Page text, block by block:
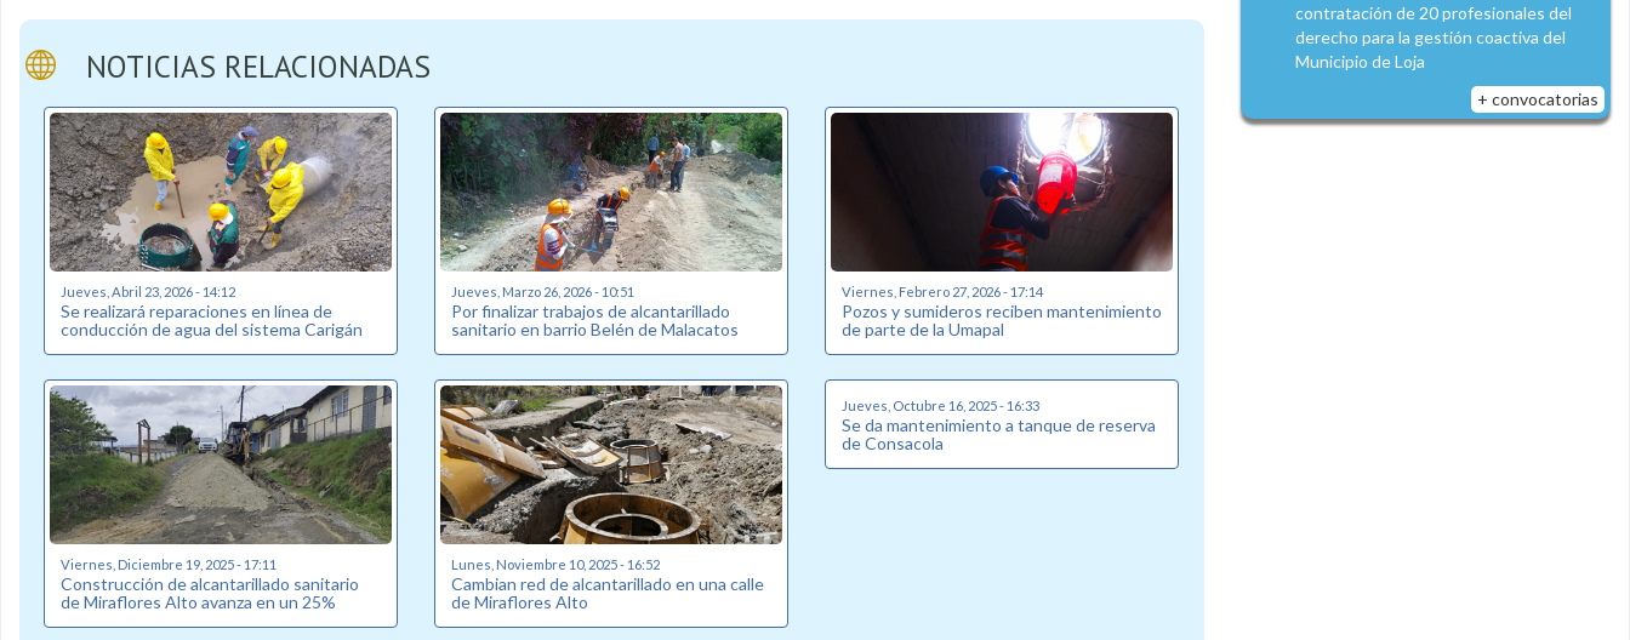
NOTICIAS RELACIONADAS
Jueves, Abril 23, 2026 - 14:12
Se realizará reparaciones en línea de
conducción de agua del sistema Carigán
Jueves, Marzo 26, 2026 - 10:51
Por finalizar trabajos de alcantarillado
sanitario en barrio Belén de Malacatos
Viernes, Febrero 27, 2026 - 17:14
Pozos y sumideros reciben mantenimiento
de parte de la Umapal
Viernes, Diciembre 19, 2025 - 17:11
Construcción de alcantarillado sanitario
de Miraflores Alto avanza en un 25%
Lunes, Noviembre 10, 2025 - 16:52
Cambian red de alcantarillado en una calle
de Miraflores Alto
Jueves, Octubre 16, 2025 - 16:33
Se da mantenimiento a tanque de reserva
de Consacola
contratación de 20 profesionales del
derecho para la gestión coactiva del
Municipio de Loja
+ convocatorias